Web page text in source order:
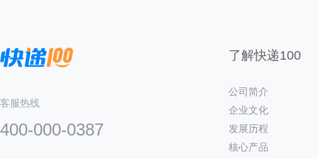
客服热线
400-000-0387
了解快递100
公司简介
企业文化
发展历程
核心产品